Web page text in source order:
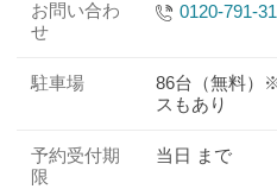
お問い合わ
せ
0120-791-
駐車場
86台（無料）
スもあり
予約受付期
限
当日 まで